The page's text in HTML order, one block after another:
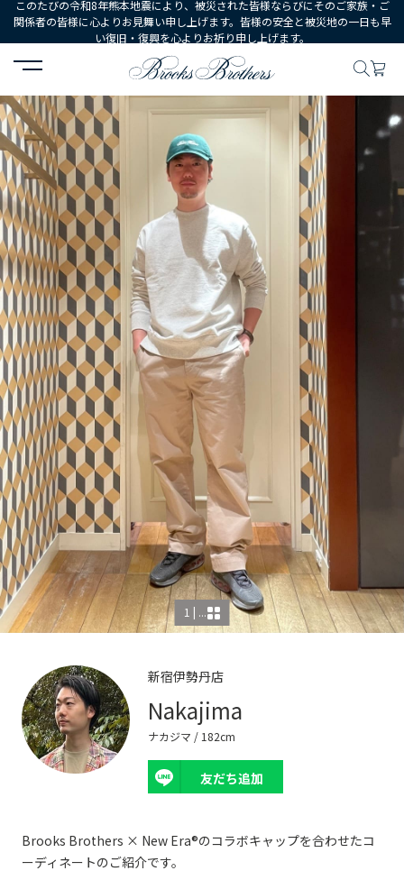
このたびの令和8年熊本地震により、被災された皆様ならびにそのご家族・ご
関係者の皆様に心よりお見舞い申し上げます。皆様の安全と被災地の一日も早
い復旧・復興を心よりお祈り申し上げます。
HOME コーディネート コーディネート詳細
1 | ...
新宿伊勢丹店
Nakajima
ナカジマ / 182cm
友だち追加
Brooks Brothers × New Era®のコラボキャップを合わせたコ
ーディネートのご紹介です。